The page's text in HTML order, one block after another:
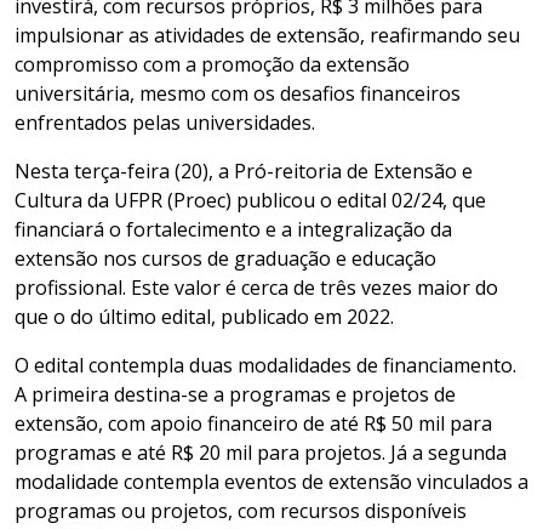
investirá, com recursos próprios, R$ 3 milhões para
impulsionar as atividades de extensão, reafirmando seu
compromisso com a promoção da extensão
universitária, mesmo com os desafios financeiros
enfrentados pelas universidades.
Nesta terça-feira (20), a Pró-reitoria de Extensão e
Cultura da UFPR (Proec) publicou o edital 02/24, que
financiará o fortalecimento e a integralização da
extensão nos cursos de graduação e educação
profissional. Este valor é cerca de três vezes maior do
que o do último edital, publicado em 2022.
O edital contempla duas modalidades de financiamento.
A primeira destina-se a programas e projetos de
extensão, com apoio financeiro de até R$ 50 mil para
programas e até R$ 20 mil para projetos. Já a segunda
modalidade contempla eventos de extensão vinculados a
programas ou projetos, com recursos disponíveis